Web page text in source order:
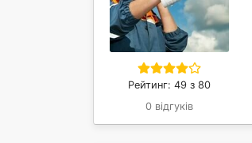
Рейтинг: 49 з 80
0 відгуків